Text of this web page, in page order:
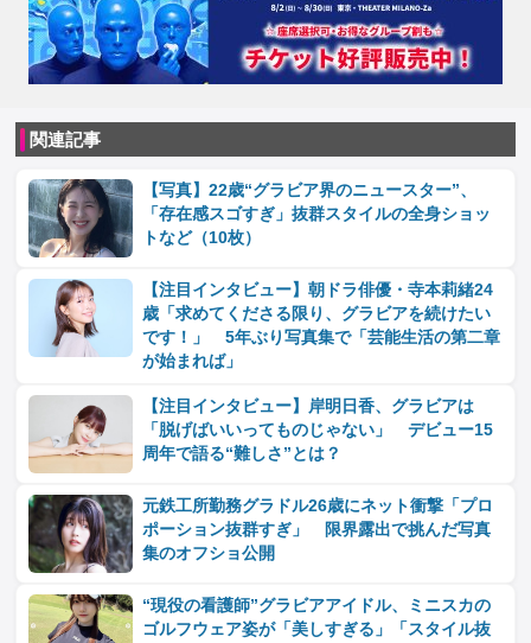
関連記事
【写真】22歳“グラビア界のニュースター”、
「存在感スゴすぎ」抜群スタイルの全身ショッ
トなど（10枚）
【注目インタビュー】朝ドラ俳優・寺本莉緒24
歳「求めてくださる限り、グラビアを続けたい
です！」 5年ぶり写真集で「芸能生活の第二章
が始まれば」
【注目インタビュー】岸明日香、グラビアは
「脱げばいいってものじゃない」 デビュー15
周年で語る“難しさ”とは？
元鉄工所勤務グラドル26歳にネット衝撃「プロ
ポーション抜群すぎ」 限界露出で挑んだ写真
集のオフショ公開
“現役の看護師”グラビアアイドル、ミニスカの
ゴルフウェア姿が「美しすぎる」「スタイル抜